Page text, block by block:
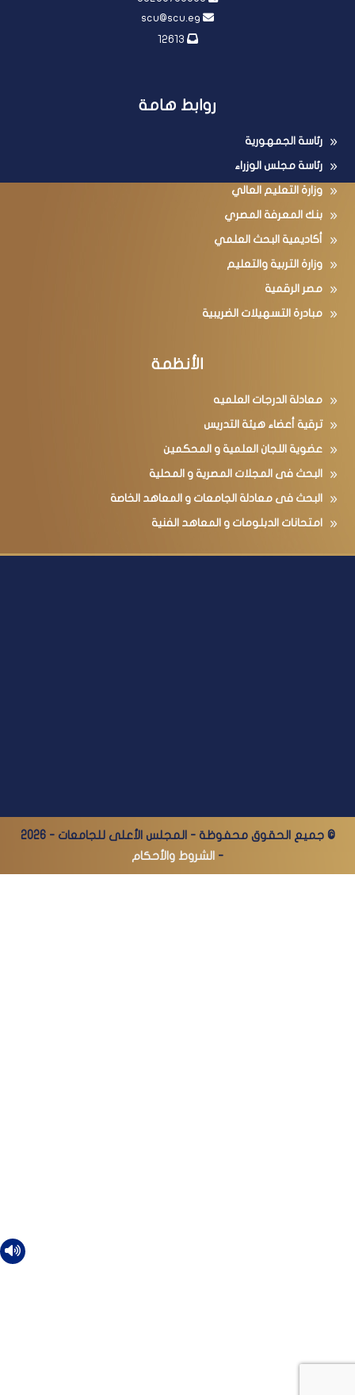
روابط هامة
رئاسة الجمهورية
رئاسة مجلس الوزراء
وزارة التعليم العالي
بنك المعرفة المصري
أكاديمية البحث العلمي
وزارة التربية والتعليم
مصر الرقمية
مبادرة التسهيلات الضريبية
الأنظمة
معادلة الدرجات العلميه
ترقية أعضاء هيئة التدريس
عضوية اللجان العلمية و المحكمين
البحث فى المجلات المصرية و المحلية
البحث فى معادلة الجامعات و المعاهد الخاصة
امتحانات الدبلومات و المعاهد الفنية
© جميع الحقوق محفوظة - المجلس الأعلى للجامعات - 2026
- الشروط والأحكام